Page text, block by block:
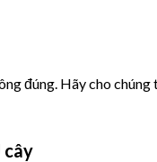
đúng. Hãy cho
cây